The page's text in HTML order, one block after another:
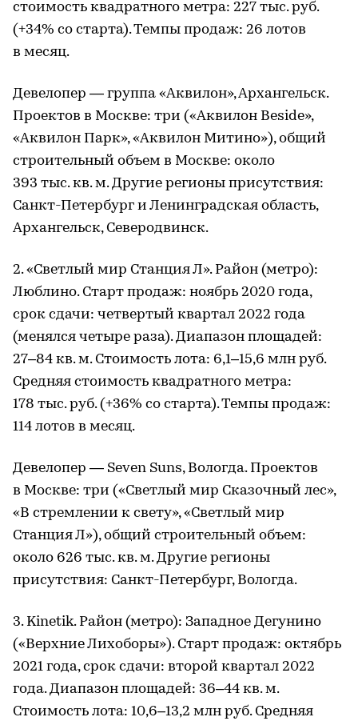
стоимость квадратного метра: 227 тыс. руб.
(+34% со старта). Темпы продаж: 26 лотов
в месяц.
Девелопер — группа «Аквилон», Архангельск.
Проектов в Москве: три («Аквилон Beside»,
«Аквилон Парк», «Аквилон Митино»), общий
строительный объем в Москве: около
393 тыс. кв. м. Другие регионы присутствия:
Санкт-Петербург и Ленинградская область,
Архангельск, Северодвинск.
2. «Светлый мир Станция Л». Район (метро):
Люблино. Старт продаж: ноябрь 2020 года,
срок сдачи: четвертый квартал 2022 года
(менялся четыре раза). Диапазон площадей:
27–84 кв. м. Стоимость лота: 6,1–15,6 млн руб.
Средняя стоимость квадратного метра:
178 тыс. руб. (+36% со старта). Темпы продаж:
114 лотов в месяц.
Девелопер — Seven Suns, Вологда. Проектов
в Москве: три («Светлый мир Сказочный лес»,
«В стремлении к свету», «Светлый мир
Станция Л»), общий строительный объем:
около 626 тыс. кв. м. Другие регионы
присутствия: Санкт-Петербург, Вологда.
3. Kinetik. Район (метро): Западное Дегунино
(«Верхние Лихоборы»). Старт продаж: октябрь
2021 года, срок сдачи: второй квартал 2022
года. Диапазон площадей: 36–44 кв. м.
Стоимость лота: 10,6–13,2 млн руб. Средняя